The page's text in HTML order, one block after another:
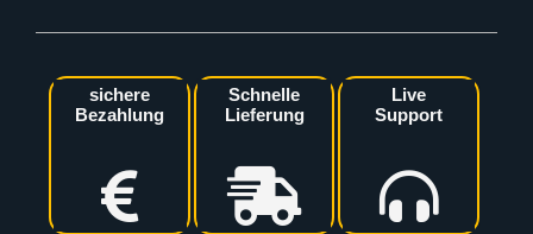
sichere
Bezahlung
Schnelle
Lieferung
Live
Support